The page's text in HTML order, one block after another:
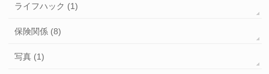
ライフハック (1)
保険関係 (8)
写真 (1)